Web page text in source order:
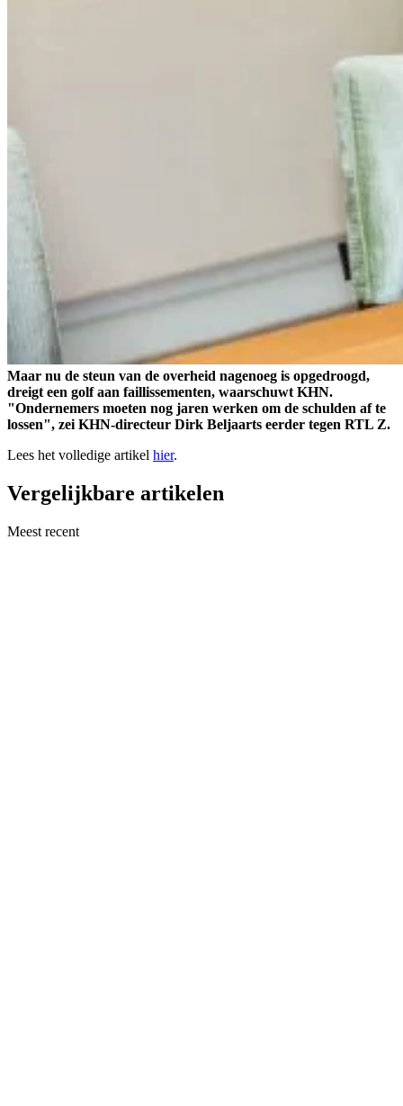
Maar nu de steun van de overheid nagenoeg is opgedroogd,
dreigt een golf aan faillissementen, waarschuwt KHN.
"Ondernemers moeten nog jaren werken om de schulden af te
lossen", zei KHN-directeur Dirk Beljaarts eerder tegen RTL Z.
Lees het volledige artikel hier.
Vergelijkbare artikelen
Meest recent